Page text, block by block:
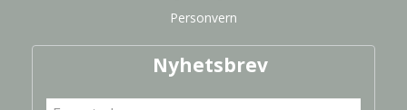
Personvern
Nyhetsbrev